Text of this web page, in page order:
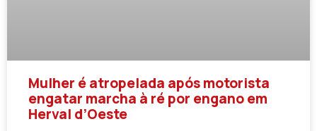
Mulher é atropelada após motorista
engatar marcha à ré por engano em
Herval d’Oeste